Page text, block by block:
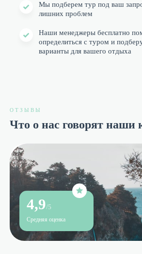
Мы подберем тур под ваш
лишних проблем
Наши менеджеры бесплатно
определиться с туром и
варианты для вашего отдыха
ОТЗЫВЫ
Что о нас говорят наши
4,9/5
Средняя оценка